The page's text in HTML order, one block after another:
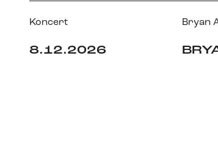
Koncert Bryan
8.12.2026